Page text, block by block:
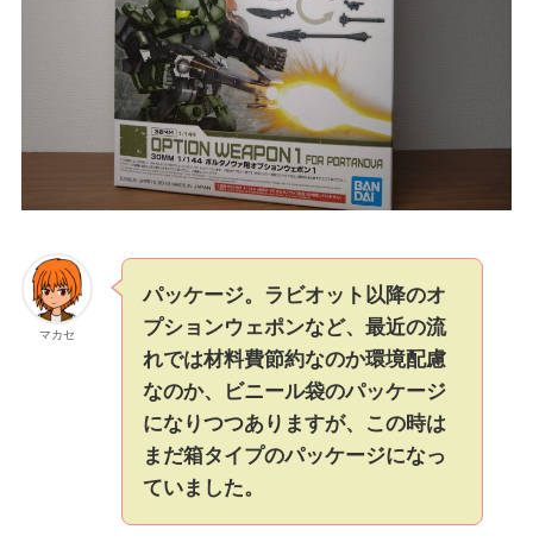
マカセ
パッケージ。ラビオット以降のオ
プションウェポンなど、最近の流
れでは材料費節約なのか環境配慮
なのか、ビニール袋のパッケージ
になりつつありますが、この時は
まだ箱タイプのパッケージになっ
ていました。